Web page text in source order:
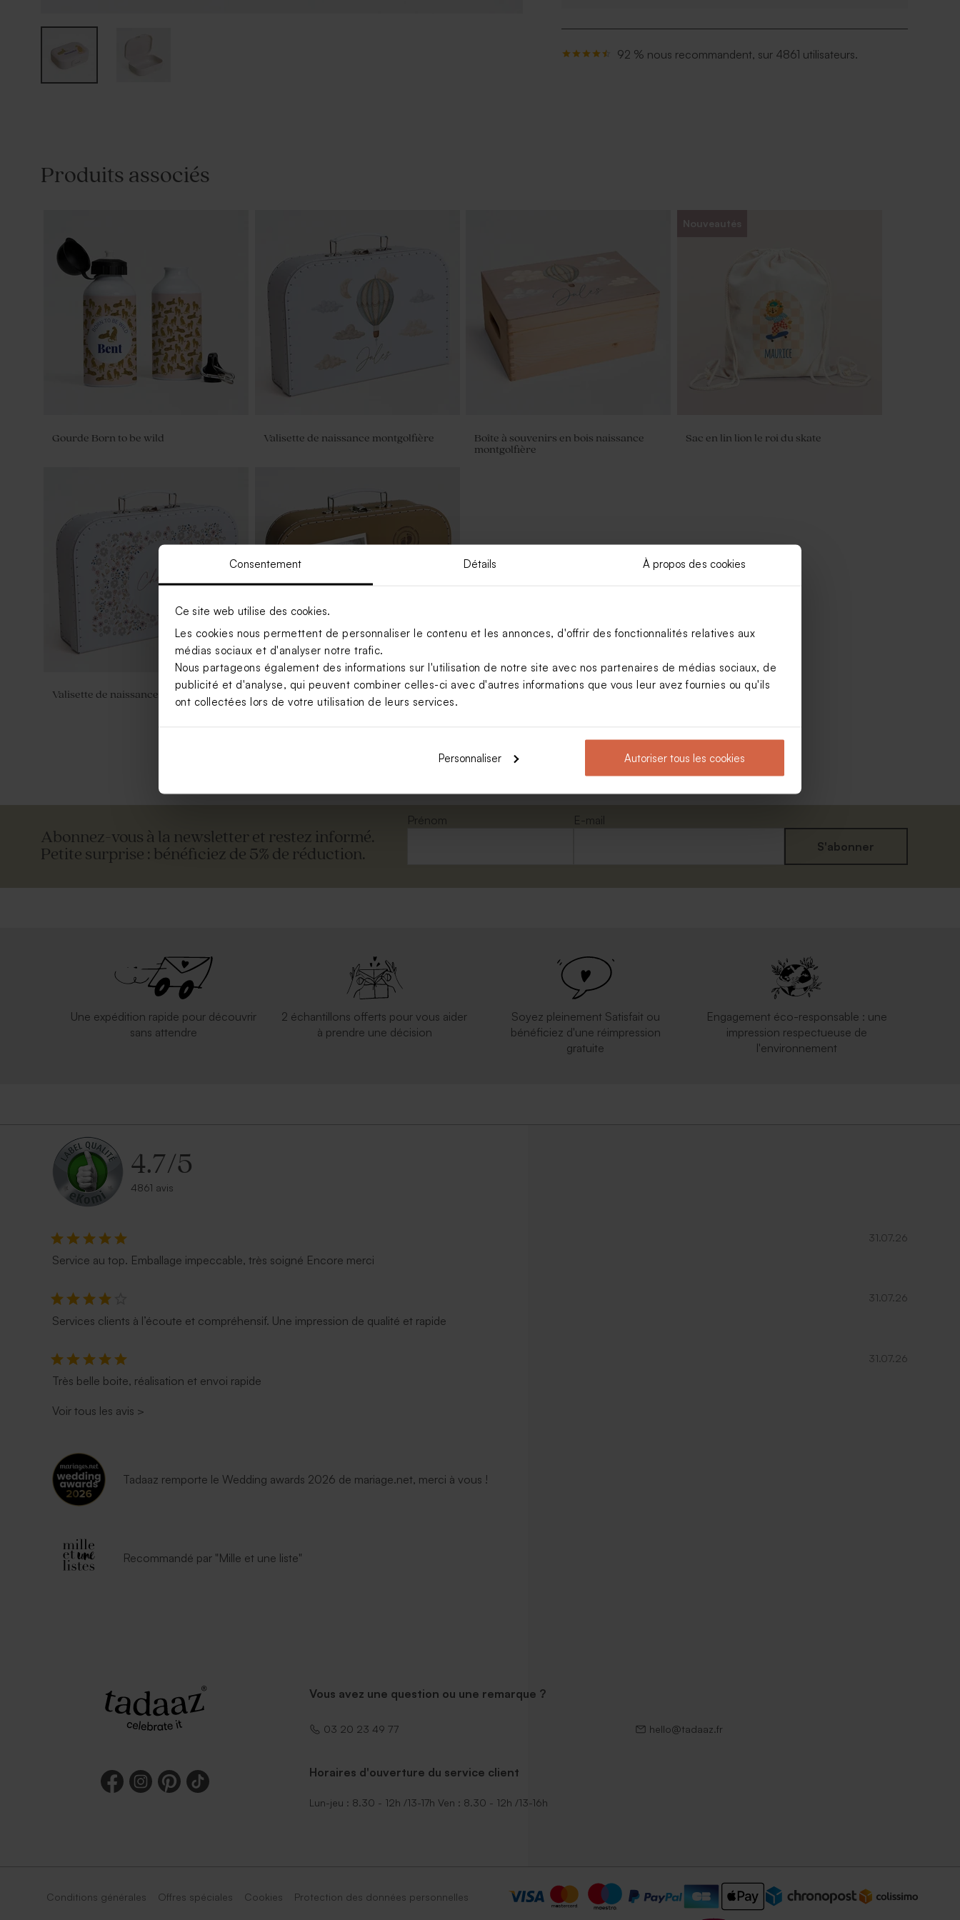
Consentement Détails À propos des cookies
Ce site web utilise des cookies.
Les cookies nous permettent de personnaliser le contenu et les annonces, d'offrir des fonctionnalités relatives aux
médias sociaux et d'analyser notre trafic.
Nous partageons également des informations sur l'utilisation de notre site avec nos partenaires de médias sociaux, de
publicité et d'analyse, qui peuvent combiner celles-ci avec d'autres informations que vous leur avez fournies ou qu'ils
ont collectées lors de votre utilisation de leurs services.
Personnaliser Autoriser tous les cookies
Idéale pour les petits tigres qui aiment les pique-niques, cette
la rentrée scolaire.92 % nous recommandent, sur 4861 utilisateurs.
Produits associés
Gourde Born to be wild Valisette de naissance montgolfière
Boîte à souvenirs en bois naissance
montgolfière
Nouveautés
Sac en lin lion le roi du skate
Valisette de naissance champ de fleurs Valisette passeport avec photo
Sac en lin cerises sur fond ligné Valisette personnalisable Valisette dinosaure géométrique
Voir +
Abonnez-vous à la newsletter et restez informé.
Petite surprise : bénéficiez de 5% de réduction.
Prénom
E-mail
S'abonner
Une expédition rapide pour découvrir
sans attendre
2 échantillons offerts pour vous aider
à prendre une décision
Soyez pleinement Satisfait ou
bénéficiez d'une réimpression
gratuite
Engagement éco-responsable : une
impression respectueuse de
l'environnement
4.7/5
4861 avis
31.07.26
Service au top. Emballage impeccable, très soigné Encore merci
31.07.26
Services clients à l’écoute et compréhensif. Une impression de qualité et rapide
31.07.26
Très belle boite, réalisation et envoi rapide
Voir tous les avis >
Tadaaz remporte le Wedding awards 2026 de mariage.net, merci à vous !
Recommandé par "Mille et une liste"
Vous avez une question ou une remarque ?
03 20 23 49 77 hello@tadaaz.fr
Horaires d'ouverture du service client
Lun-jeu : 8.30 - 12h /13-17h Ven : 8.30 - 12h /13-16h
Conditions générales Offres spéciales Cookies Protection des données personnelles